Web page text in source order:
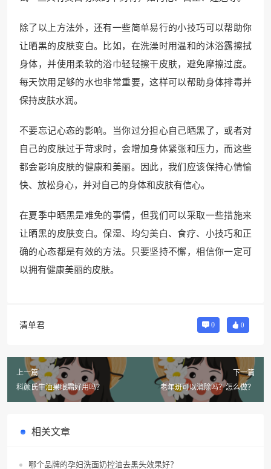
除了以上方法外，还有一些简单易行的小技巧可以帮助你
让晒黑的皮肤变白。比如，在洗澡时用温和的沐浴露擦拭
身体，并使用柔软的浴巾轻轻擦干皮肤，避免摩擦过度。
每天饮用足够的水也非常重要，这样可以帮助身体排毒并
保持皮肤水润。
不要忘记心态的影响。当你过分担心自己晒黑了，或者对
自己的皮肤过于苛求时，会增加身体紧张和压力，而这些
都会影响皮肤的健康和美丽。因此，我们应该保持心情愉
快、放松身心，并对自己的身体和皮肤有信心。
在夏季中晒黑是难免的事情，但我们可以采取一些措施来
让晒黑的皮肤变白。保湿、均匀美白、食疗、小技巧和正
确的心态都是有效的方法。只要坚持不懈，相信你一定可
以拥有健康美丽的皮肤。
清单君 0 0
上一篇
科颜氏牛油果眼霜好用吗？
下一篇
老年斑可以消除吗？怎么做？
相关文章
哪个品牌的孕妇洗面奶控油去黑头效果好？